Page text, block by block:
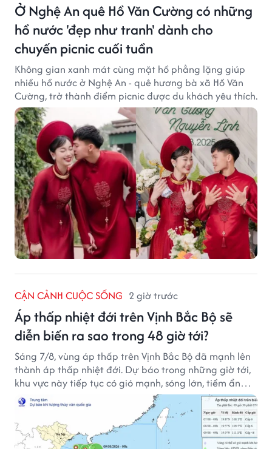
Ở Nghệ An quê Hồ Văn Cường có những
hồ nước 'đẹp như tranh' dành cho
chuyến picnic cuối tuần
Không gian xanh mát cùng mặt hồ phẳng lặng giúp
nhiều hồ nước ở Nghệ An - quê hương bà xã Hồ Văn
Cường, trở thành điểm picnic được du khách yêu thích.
CẬN CẢNH CUỘC SỐNG 2 giờ trước
Áp thấp nhiệt đới trên Vịnh Bắc Bộ sẽ
diễn biến ra sao trong 48 giờ tới?
Sáng 7/8, vùng áp thấp trên Vịnh Bắc Bộ đã mạnh lên
thành áp thấp nhiệt đới. Dự báo trong những giờ tới,
khu vực này tiếp tục có gió mạnh, sóng lớn, tiềm ẩn
nhiều nguy cơ đối với hoạt động của tàu thuyền trên
biển.